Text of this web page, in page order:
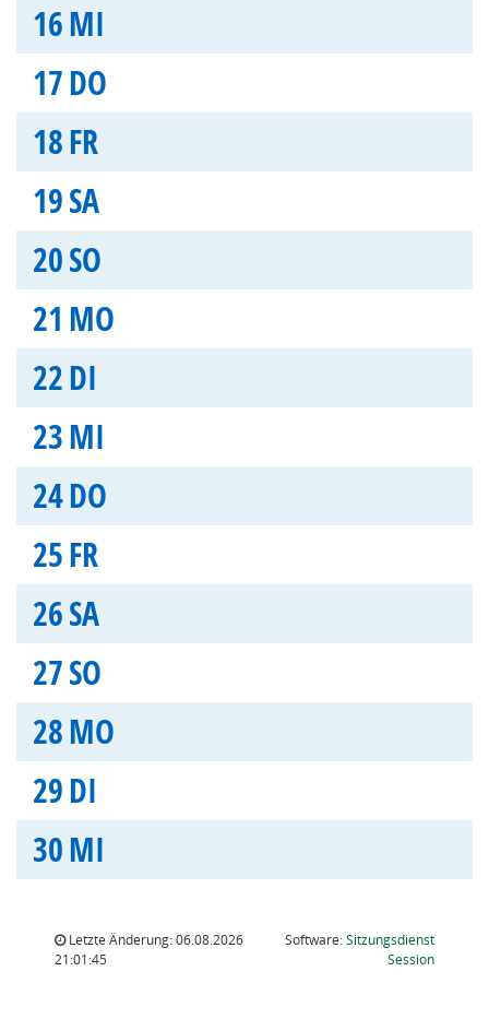
16MI
17DO
18FR
19SA
20SO
21 MO
22DI
23MI
24DO
25FR
26SA
27SO
28MO
29DI
30MI
Letzte Änderung: 06.08.2026
21:01:45
Software:Sitzungsdienst
Session(Wird in